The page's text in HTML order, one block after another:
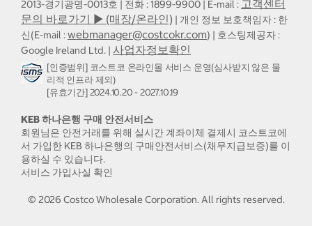
2013-경기광명-0013호 | 전화 : 1899-9900 | E-mail : 고객센터
문의 바로가기 ▶ (매장/온라인) | 개인 정보 보호책임자 : 한
신(E-mail :webmanager@costcokr.com) | 호스팅제공자 :
Google Ireland Ltd. | 사업자정보확인
[인증범위] 코스트코 온라인몰 서비스 운영(심사받지 않은 물
리적 인프라 제외)
[유효기간] 2024.10.20 - 2027.10.19
KEB 하나은행 구매 안전서비스
회원님은 안전거래를 위해 실시간 계좌이체 결제시 코스트코에
서 가입한 KEB 하나은행의 구매안전서비스(채무지급보증)를 이
용하실 수 있습니다.
서비스 가입사실 확인
© 2026 Costco Wholesale Corporation.All rights reserved.